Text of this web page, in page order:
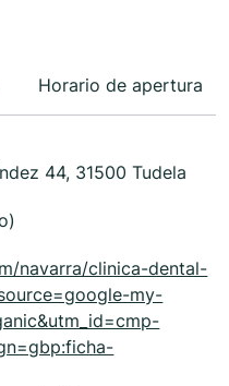
Horario de apertura
44, 31500 Tudela
navarra/clinica-dental-
my-